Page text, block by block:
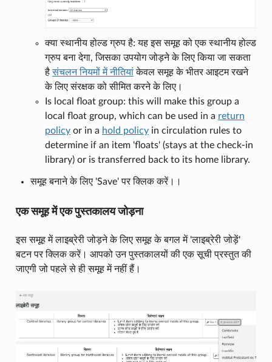
क्या स्थानीय होल्ड ग्रुप है: यह इस समूह को एक स्थानीय होल्ड
ग्रुप बना देगा, जिसका उपयोग जोड़ने के लिए किया जा सकता
हैसंचलन नियमों में नीतियांकेवल समूह के भीतर आइटम रखने
के लिए संरक्षक को सीमित करने के लिए।
Is local float group: this will make this group a
local float group, which can be used in a return
policyor in a hold policyin circulation rules to
determine if an item 'floats' (stays at the check-in
library) or is transferred back to its home library.
समूह बनाने के लिए 'Save' पर क्लिक करें।।
एक समूह में एक पुस्तकालय जोड़ना
इस समूह में लाइब्रेरी जोड़ने के लिए समूह के बगल में 'लाइब्रेरी जोड़ें'
बटन पर क्लिक करें। आपको उन पुस्तकालयों की एक सूची प्रस्तुत की
जाएगी जो पहले से ही समूह में नहीं हैं।